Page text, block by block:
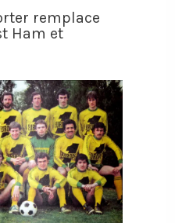
remplace
Ham et